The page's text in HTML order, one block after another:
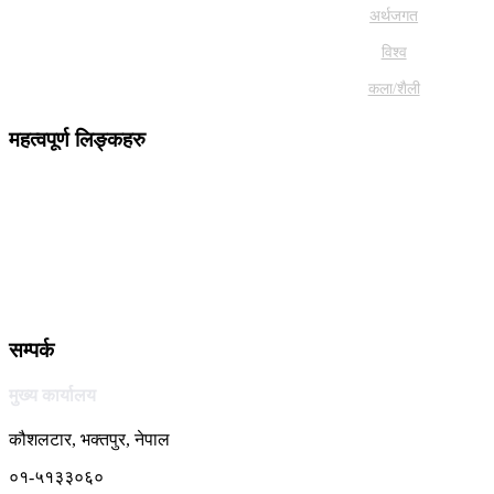
अर्थजगत
विश्व
कला/शैली
महत्वपूर्ण लिङ्कहरु
सम्पर्क
मुख्य कार्यालय
कौशलटार, भक्तपुर, नेपाल
०१-५१३३०६०